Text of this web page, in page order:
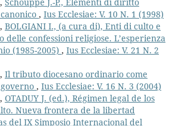
, Ius Ecclesiae: V. 10 N. 1 (1998)
BOLGIANI I., (a cura di), Enti di culto e
delle confessioni religiose. L’esperienza
(1985-2005) , Ius Ecclesiae: V. 21 N. 2
Il tributo diocesano ordinario come
, Ius Ecclesiae: V. 16 N. 3 (2004)
OTADUY J. (ed.), Régimen legal de los
Nueva frontera de la libertad
del IX Simposio Internacional del